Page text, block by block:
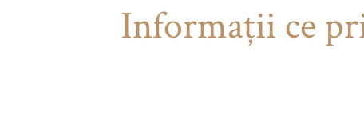
Informaţii ce